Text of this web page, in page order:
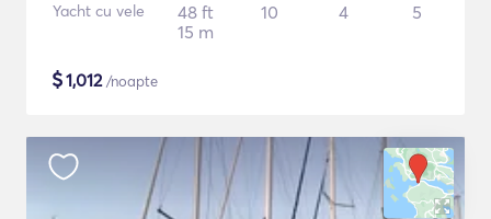
Yacht cu vele
48 ft
15 m
10 4 5
$1,012/noapte